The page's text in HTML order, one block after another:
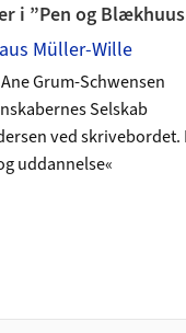
i ”Pen og Blækhuus
Müller-Wille
Grum-Schwensen
Selskab
ved
uddannelse«